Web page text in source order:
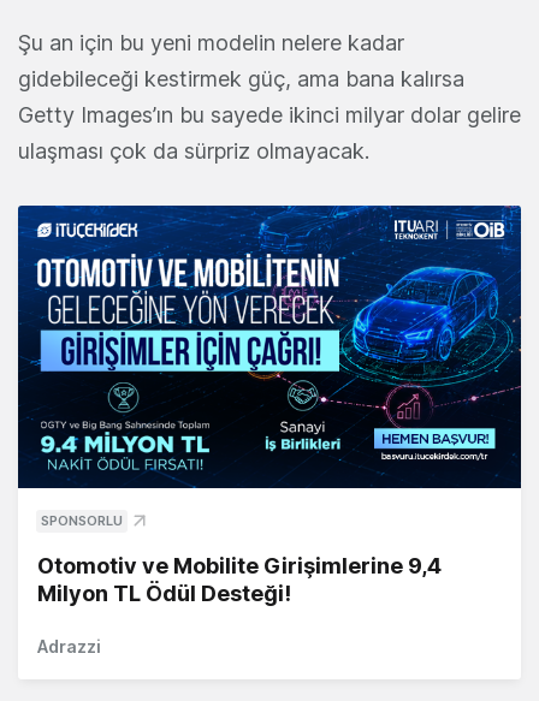
Şu an için bu yeni modelin nelere kadar
gidebileceği kestirmek güç, ama bana kalırsa
Getty Images’ın bu sayede ikinci milyar dolar gelire
ulaşması çok da sürpriz olmayacak.
SPONSORLU
Otomotiv ve Mobilite Girişimlerine 9,4
Milyon TL Ödül Desteği!
Adrazzi